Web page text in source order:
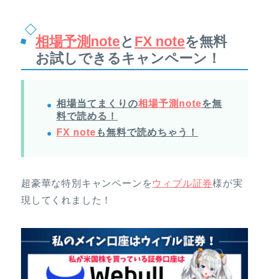
相場予測noteとFX noteを無料
お試しできるキャンペーン！
相場当てまくりの相場予測noteを無
料で読める！
FX note も無料で読めちゃう！
超豪華な特別キャンペーンを ウィブル証券様が実
現してくれました！